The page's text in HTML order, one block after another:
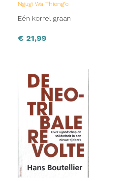
Ngugi Wa Thiong'o
Eén korrel graan
€ 21,99